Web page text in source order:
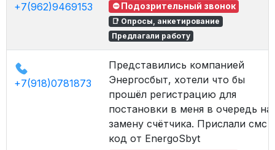
+7(962)9469153 ⛔ Подозрительный звонок
📑 Опросы, анкетирование
Предлагали работу
+7(918)0781873
Представились компанией
Энергосбыт, хотели что бы
прошёл регистрацию для
постановки в меня в очередь на
замену счётчика. Прислали смс
код от EnergoSbyt